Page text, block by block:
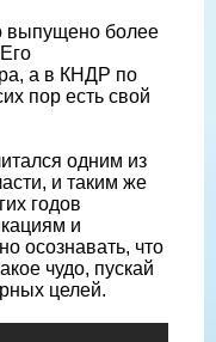
выпущено более
а в КНДР по
пор есть свой
одним из
и таким же
годов
и
осознавать, что
чудо, пускай
целей.